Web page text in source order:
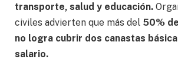
transporte, salud y educación.
civiles advierten que más del 50%
no logra cubrir dos canastas
salario.